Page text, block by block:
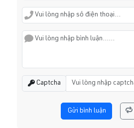
Captcha
Gửi bình luận